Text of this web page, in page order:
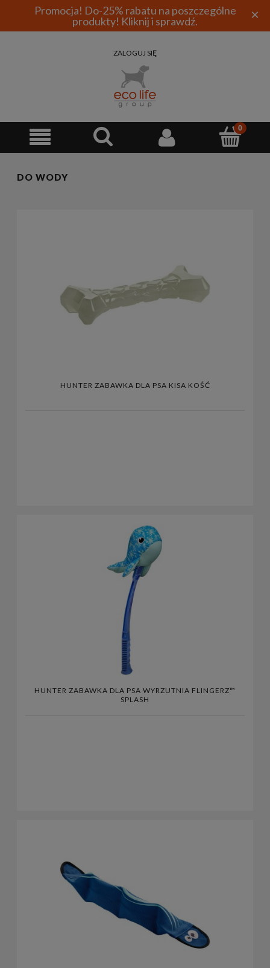
Promocja! Do-25% rabatu na poszczególne
produkty! Kliknij i sprawdź.
×
ZALOGUJ SIĘ
DO WODY
HUNTER ZABAWKA DLA PSA KISA KOŚĆ
HUNTER ZABAWKA DLA PSA WYRZUTNIA FLINGERZ™
SPLASH